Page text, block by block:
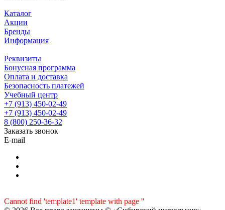
Каталог
Акции
Бренды
Информация
Реквизиты
Бонусная программа
Оплата и доставка
Безопасность платежей
Учебный центр
+7 (913) 450-02-49
+7 (913) 450-02-49
8 (800) 250-36-32
Заказать звонок
E-mail
Cannot find 'template1' template with page ''